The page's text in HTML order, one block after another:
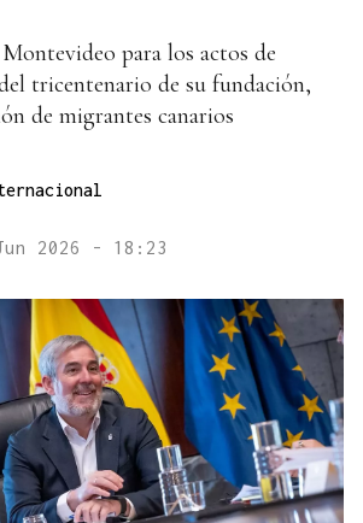
para los actos de
tricentenario de su fundación,
de migrantes canarios
2026 - 18:23